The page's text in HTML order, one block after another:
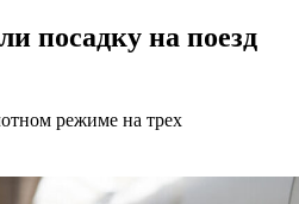
посадку на поезд
режиме на трех